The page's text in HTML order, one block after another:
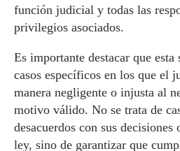
función judicial y todas las
privilegios asociados.
Es importante destacar que esta
casos específicos en los que el
manera negligente o injusta al
motivo válido. No se trata de
desacuerdos con sus
ley, sino de garantizar que